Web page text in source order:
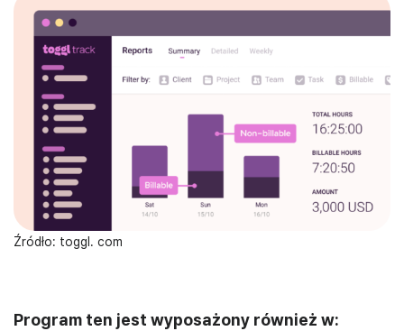
Źródło: toggl. com
Program ten jest wyposażony również w: